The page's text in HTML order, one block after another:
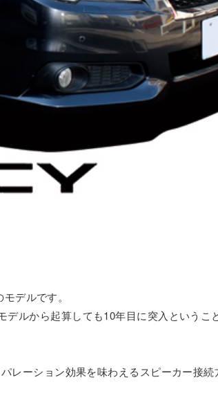
デルです。
ルから起算しても10年目に突入というこ
レーション効果を味わえるスピーカー接